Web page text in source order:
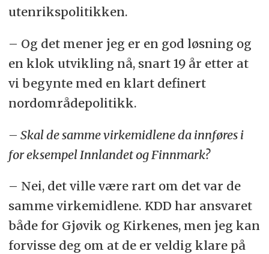
utenrikspolitikken.
– Og det mener jeg er en god løsning og
en klok utvikling nå, snart 19 år etter at
vi begynte med en klart definert
nordområdepolitikk.
– Skal de samme virkemidlene da innføres i
for eksempel Innlandet og Finnmark?
– Nei, det ville være rart om det var de
samme virkemidlene. KDD har ansvaret
både for Gjøvik og Kirkenes, men jeg kan
forvisse deg om at de er veldig klare på